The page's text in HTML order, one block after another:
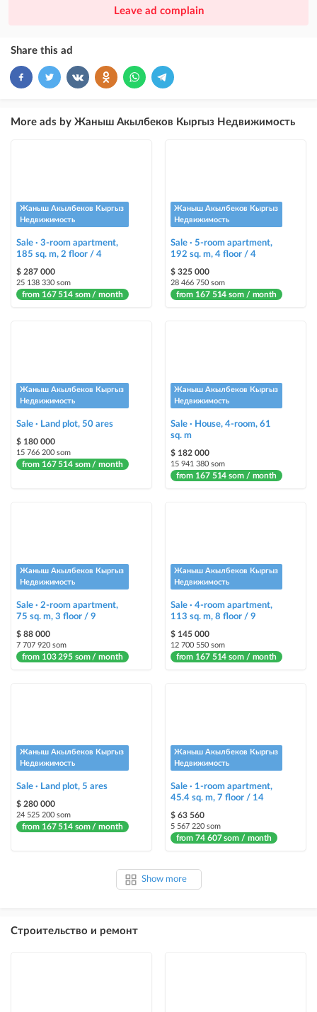
ad placement above VIP + paid promotion on Instagram
VIP
ad placement above free ads
ad placement on @house_kg Instagram account and on Telegram channel
+ paid promotion on Instagram
Highlight with color
Auto UP
Stickers
and help sell it faster
Leave ad complain
Share this ad
More ads by Жаныш Акылбеков Кыргыз Недвижимость
Жаныш Акылбеков Кыргыз
Недвижимость
Sale · 3-room apartment,
185 sq. m, 2 floor / 4
$ 287 000
25 138 330 som
from 167 514 som / month
Жаныш Акылбеков Кыргыз
Недвижимость
Sale · 5-room apartment,
192 sq. m, 4 floor / 4
$ 325 000
28 466 750 som
from 167 514 som / month
Жаныш Акылбеков Кыргыз
Недвижимость
Sale · Land plot, 50 ares
$ 180 000
15 766 200 som
from 167 514 som / month
Жаныш Акылбеков Кыргыз
Недвижимость
Sale · House, 4-room, 61
sq. m
$ 182 000
15 941 380 som
from 167 514 som / month
Жаныш Акылбеков Кыргыз
Недвижимость
Sale · 2-room apartment,
75 sq. m, 3 floor / 9
$ 88 000
7 707 920 som
from 103 295 som / month
Жаныш Акылбеков Кыргыз
Недвижимость
Sale · 4-room apartment,
113 sq. m, 8 floor / 9
$ 145 000
12 700 550 som
from 167 514 som / month
Жаныш Акылбеков Кыргыз
Недвижимость
Sale · Land plot, 5 ares
$ 280 000
24 525 200 som
from 167 514 som / month
Жаныш Акылбеков Кыргыз
Недвижимость
Sale · 1-room apartment,
45.4 sq. m, 7 floor / 14
$ 63 560
5 567 220 som
from 74 607 som / month
Show more
Строительство и ремонт